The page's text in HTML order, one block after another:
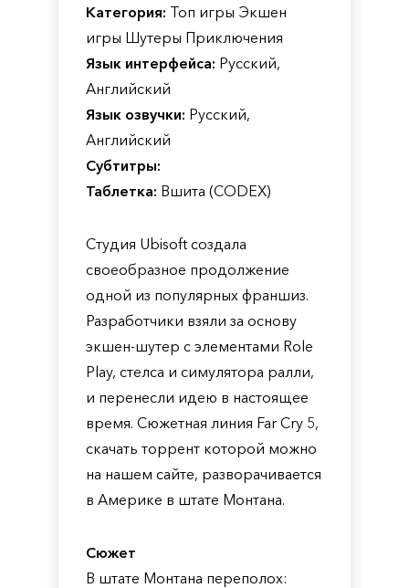
Категория: Топ игры Экшен
игры Шутеры Приключения
Язык интерфейса: Русский,
Английский
Язык озвучки: Русский,
Английский
Субтитры:
Таблетка: Вшита (CODEX)
Студия Ubisoft создала
своеобразное продолжение
одной из популярных франшиз.
Разработчики взяли за основу
экшен-шутер с элементами Role
Play, стелса и симулятора ралли,
и перенесли идею в настоящее
время. Сюжетная линия Far Cry 5,
скачать торрент которой можно
на нашем сайте, разворачивается
в Америке в штате Монтана.
Сюжет
В штате Монтана переполох: